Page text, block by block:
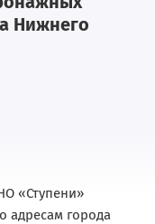
Нижнего
«Ступени»
адресам города